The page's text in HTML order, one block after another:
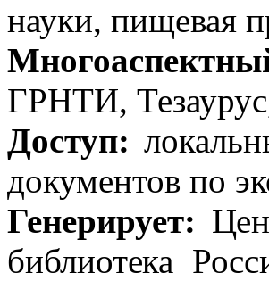
науки, пищевая
ГРНТИ,
Доступ:
документов по
Генерирует:
библиотека